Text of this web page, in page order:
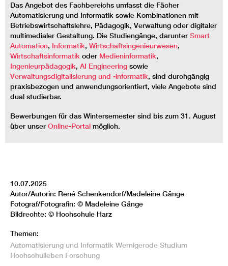
Das Angebot des Fachbereichs umfasst die Fächer
Automatisierung und Informatik sowie Kombinationen mit
Betriebswirtschaftslehre, Pädagogik, Verwaltung oder digitaler
multimedialer Gestaltung. Die Studiengänge, darunter Smart
Automation, Informatik, Wirtschaftsingenieurwesen,
Wirtschaftsinformatik oder Medieninformatik,
Ingenieurpädagogik, AI Engineering sowie
Verwaltungsdigitalisierung und -informatik, sind durchgängig
praxisbezogen und anwendungsorientiert, viele Angebote sind
dual studierbar.
Bewerbungen für das Wintersemester sind bis zum 31. August
über unser Online-Portal möglich.
10.07.2025
Autor/Autorin: René Schenkendorf/Madeleine Gänge
Fotograf/Fotografin: © Madeleine Gänge
Bildrechte: © Hochschule Harz
Themen:
Automatisierung und Informatik Wernigerode Studium
Hochschulleben Forschung